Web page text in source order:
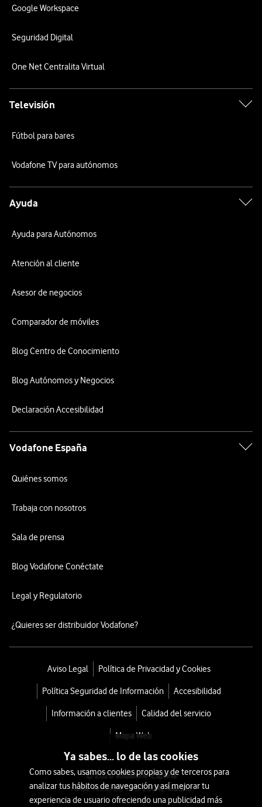
Google Workspace
Seguridad Digital
One Net Centralita Virtual
Televisión
Fútbol para bares
Vodafone TV para autónomos
Ayuda
Ayuda para Autónomos
Atención al cliente
Asesor de negocios
Comparador de móviles
Blog Centro de Conocimiento
Blog Autónomos y Negocios
Declaración Accesibilidad
Vodafone España
Quiénes somos
Trabaja con nosotros
Sala de prensa
Blog Vodafone Conéctate
Legal y Regulatorio
¿Quieres ser distribuidor Vodafone?
Aviso Legal Política de Privacidad y Cookies
Política Seguridad de Información Accesibilidad
Información a clientes Calidad del servicio
Mapa Web
© 2026 Vodafone España
Avda. América 115, 28042 Madrid
Ya sabes... lo de las cookies
Como sabes, usamos cookies propias y de terceros para
analizar tus hábitos de navegación y así mejorar tu
experiencia de usuario ofreciendo una publicidad más